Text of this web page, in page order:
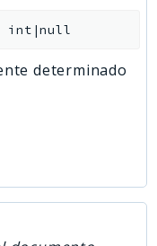
int|null
determinado